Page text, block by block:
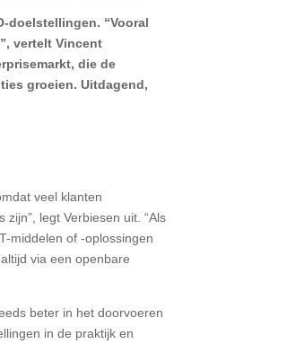
doelstellingen. “Vooral
vertelt Vincent
die de
groeien. Uitdagend,
veel klanten
zijn”, legt Verbiesen uit. “Als
middelen of -oplossingen
via een openbare
beter in het doorvoeren
in de praktijk en